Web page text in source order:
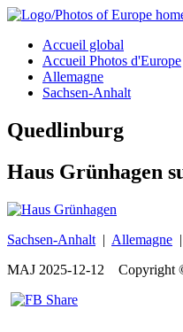
Accueil global
Accueil Photos d'Europe
Allemagne
Sachsen-Anhalt
Quedlinburg
Haus Grünhagen
Sachsen-Anhalt | Allemagne |
MAJ 2025-12-12 Copyright